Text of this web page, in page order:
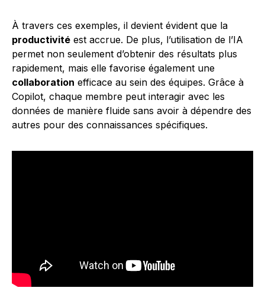
À travers ces exemples, il devient évident que la
productivité est accrue. De plus, l’utilisation de l’IA
permet non seulement d’obtenir des résultats plus
rapidement, mais elle favorise également une
collaboration efficace au sein des équipes. Grâce à
Copilot, chaque membre peut interagir avec les
données de manière fluide sans avoir à dépendre des
autres pour des connaissances spécifiques.